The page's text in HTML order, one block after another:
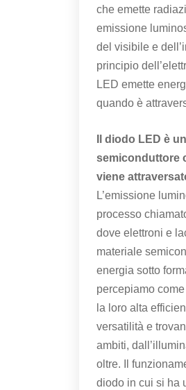
che emette
emissione
del visibile e
principio
LED emette
quando è
Il diodo LED è
semiconduttore
viene
L’emissione
processo
dove elettroni e
materiale
energia sotto
percepiamo
la loro alta
versatilità e
ambiti,
oltre. Il
diodo in cui si ha